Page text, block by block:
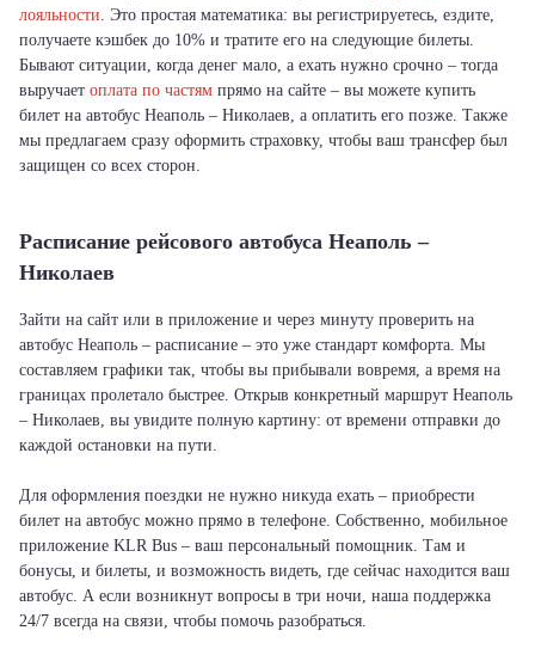
лояльности. Это простая математика: вы регистрируетесь, ездите,
получаете кэшбек до 10% и тратите его на следующие билеты.
Бывают ситуации, когда денег мало, а ехать нужно срочно – тогда
выручает оплата по частям прямо на сайте – вы можете купить
билет на автобус Неаполь – Николаев, а оплатить его позже. Также
мы предлагаем сразу оформить страховку, чтобы ваш трансфер был
защищен со всех сторон.
Расписание рейсового автобуса Неаполь –
Николаев
Зайти на сайт или в приложение и через минуту проверить на
автобус Неаполь – расписание – это уже стандарт комфорта. Мы
составляем графики так, чтобы вы прибывали вовремя, а время на
границах пролетало быстрее. Открыв конкретный маршрут Неаполь
– Николаев, вы увидите полную картину: от времени отправки до
каждой остановки на пути.
Для оформления поездки не нужно никуда ехать – приобрести
билет на автобус можно прямо в телефоне. Собственно, мобильное
приложение KLR Bus – ваш персональный помощник. Там и
бонусы, и билеты, и возможность видеть, где сейчас находится ваш
автобус. А если возникнут вопросы в три ночи, наша поддержка
24/7 всегда на связи, чтобы помочь разобраться.